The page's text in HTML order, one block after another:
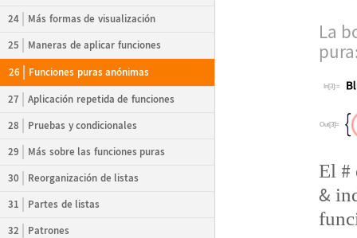
24
Más formas de visualización
25
Maneras de aplicar funciones
26
Funciones puras anónimas
27
Aplicación repetida de funciones
28
Pruebas y condicionales
29
Más sobre las funciones puras
30
Reorganización de listas
31
Partes de listas
32
Patrones
La
In[3]:=
Out[3]=
El #
&